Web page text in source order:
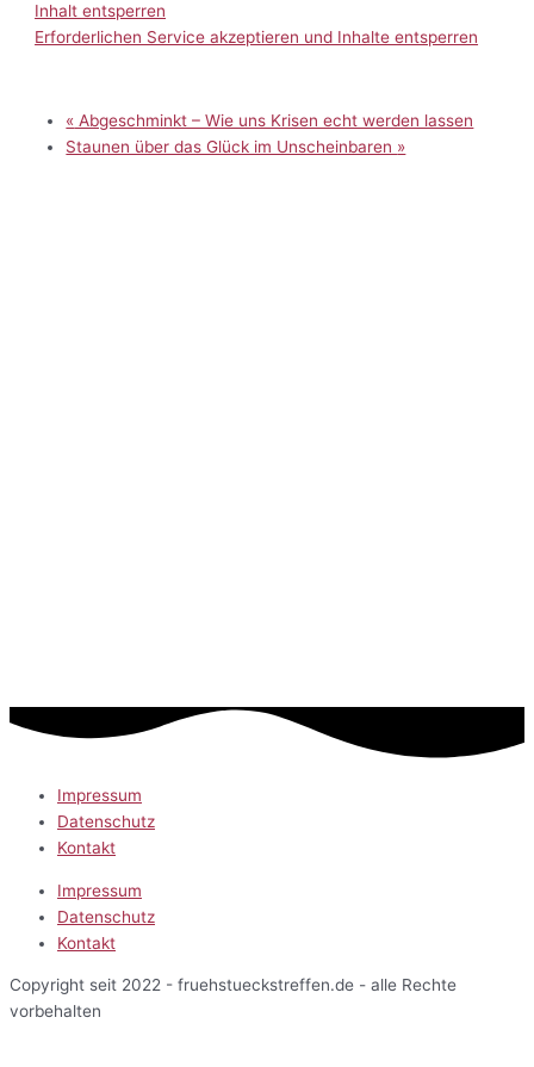
Inhalt entsperren
Erforderlichen Service akzeptieren und Inhalte entsperren
« Abgeschminkt – Wie uns Krisen echt werden lassen
Staunen über das Glück im Unscheinbaren »
Impressum
Datenschutz
Kontakt
Impressum
Datenschutz
Kontakt
Copyright seit 2022 - fruehstueckstreffen.de - alle Rechte
vorbehalten